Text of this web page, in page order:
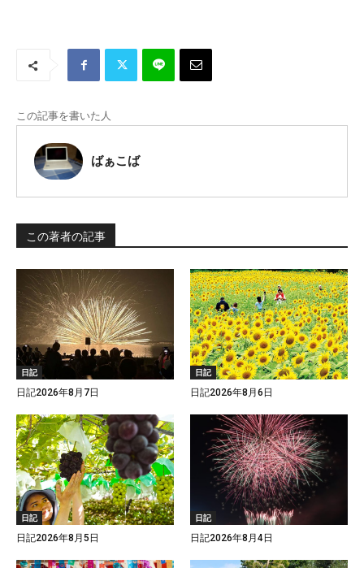
この記事を書いた人
ばぁこば
この著者の記事
日記
日記2026年8月7日
日記
日記2026年8月6日
日記
日記2026年8月5日
日記
日記2026年8月4日